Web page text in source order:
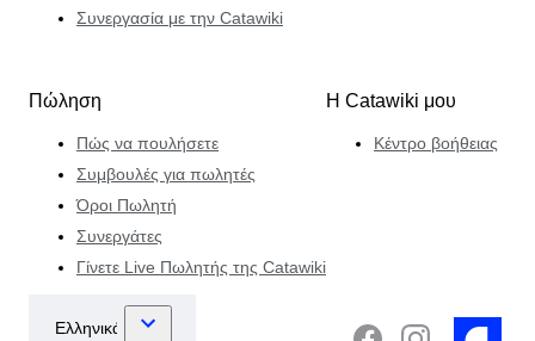
Συνεργασία με την Catawiki
Πώληση
Πώς να πουλήσετε
Συμβουλές για πωλητές
Όροι Πωλητή
Συνεργάτες
Γίνετε Live Πωλητής της Catawiki
Η Catawiki μου
Κέντρο βοήθειας